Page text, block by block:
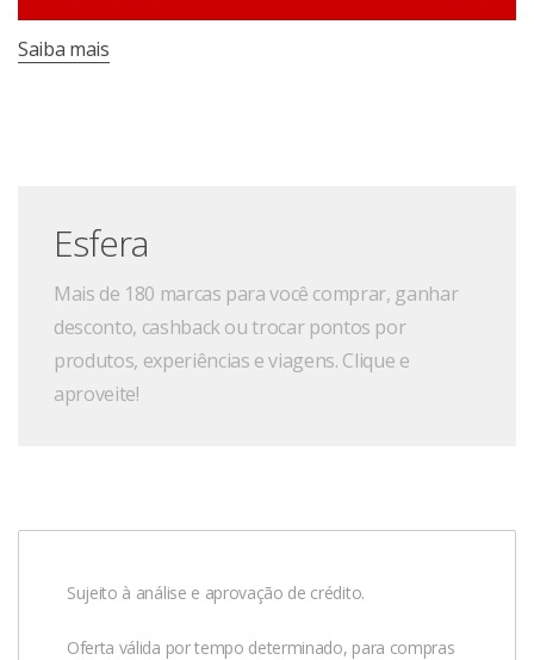
Saiba mais
Esfera
Mais de 180 marcas para você comprar, ganhar
desconto, cashback ou trocar pontos por
produtos, experiências e viagens. Clique e
aproveite!
Sujeito à análise e aprovação de crédito.
Oferta válida por tempo determinado, para compras